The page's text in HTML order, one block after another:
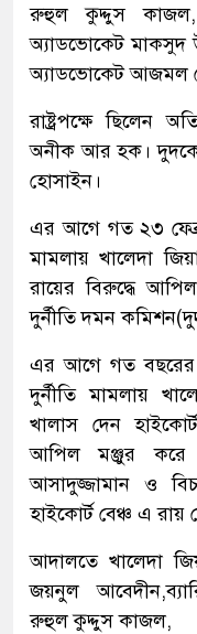
রুহুল কুদ্দুস
অ্যাডভোকেট মাকসুদ
অ্যাডভোকেট আজমল
রাষ্ট্রপক্ষে ছিলেন
অনীক আর হক।
হোসাইন।
এর আগে গত ২৩
মামলায় খালেদা
রায়ের বিরুদ্ধে
দুর্নীতি দমন
এর আগে গত বছরের
দুর্নীতি মামলায়
খালাস দেন
আপিল মঞ্জুর
আসাদুজ্জামান ও
হাইকোর্ট বেঞ্চ এ রায়
আদালতে খালেদা
জয়নুল
রুহুল কুদ্দুস কাজল,